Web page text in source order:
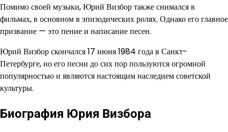
Помимо своей музыки, Юрий Визбор также снимался в
фильмах, в основном в эпизодических ролях. Однако его главное
призвание — это пение и написание песен.
Юрий Визбор скончался 17 июня 1984 года в Санкт-
Петербурге, но его песни до сих пор пользуются огромной
популярностью и являются настоящим наследием советской
культуры.
Биография Юрия Визбора